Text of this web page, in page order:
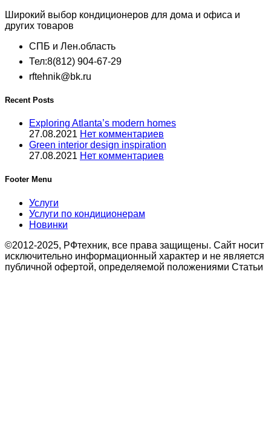
Широкий выбор кондиционеров для дома и офиса и
других товаров
СПБ и Лен.область
Тел:8(812) 904-67-29
rftehnik@bk.ru
Recent Posts
Exploring Atlanta’s modern homes
27.08.2021 Нет комментариев
Green interior design inspiration
27.08.2021 Нет комментариев
Footer Menu
Услуги
Услуги по кондиционерам
Новинки
©2012-2025, РФтехник, все права защищены. Сайт носит
исключительно информационный характер и не является
публичной офертой, определяемой положениями Статьи